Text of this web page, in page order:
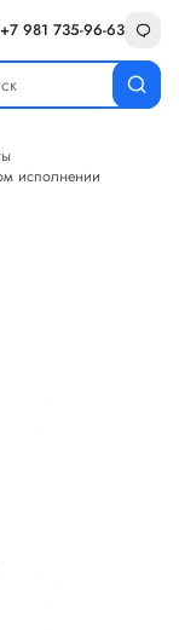
+7 981 735-96-63
исполнении